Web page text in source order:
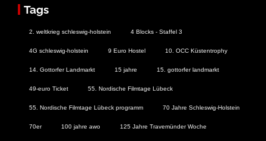
Tags
2. weltkrieg schleswig-holstein 4 Blocks - Staffel 3
4G schleswig-holstein 9 Euro Hostel 10. OCC Küstentrophy
14. Gottorfer Landmarkt 15 jahre 15. gottorfer landmarkt
49-euro Ticket 55. Nordische Filmtage Lübeck
55. Nordische Filmtage Lübeck programm 70 Jahre Schleswig-Holstein
70er 100 jahre awo 125 Jahre Travemünder Woche